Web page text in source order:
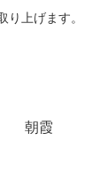
上げます。
朝霞